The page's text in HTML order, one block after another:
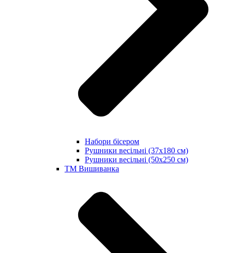
Набори бісером
Рушники весільні (37х180 см)
Рушники весільні (50х250 см)
ТМ Вишиванка